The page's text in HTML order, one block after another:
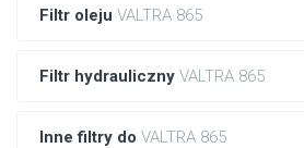
Filtr oleju VALTRA 865
Filtr hydrauliczny VALTRA 865
Inne filtry do VALTRA 865